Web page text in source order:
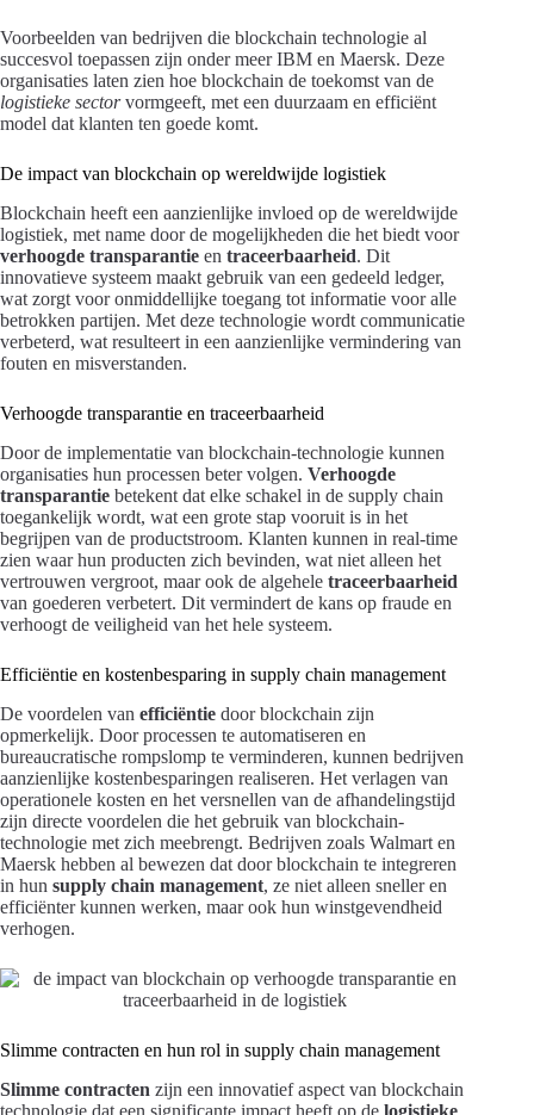
Voorbeelden van bedrijven die blockchain technologie al
succesvol toepassen zijn onder meer IBM en Maersk. Deze
organisaties laten zien hoe blockchain de toekomst van de
logistieke sectorvormgeeft, met een duurzaam en efficiënt
model dat klanten ten goede komt.
De impact van blockchain op wereldwijde logistiek
Blockchain heeft een aanzienlijke invloed op de wereldwijde
logistiek, met name door de mogelijkheden die het biedt voor
verhoogde transparantie en traceerbaarheid. Dit
innovatieve systeem maakt gebruik van een gedeeld ledger,
wat zorgt voor onmiddellijke toegang tot informatie voor alle
betrokken partijen. Met deze technologie wordt communicatie
verbeterd, wat resulteert in een aanzienlijke vermindering van
fouten en misverstanden.
Verhoogde transparantie en traceerbaarheid
Door de implementatie van blockchain-technologie kunnen
organisaties hun processen beter volgen. Verhoogde
transparantie betekent dat elke schakel in de supply chain
toegankelijk wordt, wat een grote stap vooruit is in het
begrijpen van de productstroom. Klanten kunnen in real-time
zien waar hun producten zich bevinden, wat niet alleen het
vertrouwen vergroot, maar ook de algehele traceerbaarheid
van goederen verbetert. Dit vermindert de kans op fraude en
verhoogt de veiligheid van het hele systeem.
Efficiëntie en kostenbesparing in supply chain management
De voordelen van efficiëntie door blockchain zijn
opmerkelijk. Door processen te automatiseren en
bureaucratische rompslomp te verminderen, kunnen bedrijven
aanzienlijke kostenbesparingen realiseren. Het verlagen van
operationele kosten en het versnellen van de afhandelingstijd
zijn directe voordelen die het gebruik van blockchain-
technologie met zich meebrengt. Bedrijven zoals Walmart en
Maersk hebben al bewezen dat door blockchain te integreren
in hun supply chain management, ze niet alleen sneller en
efficiënter kunnen werken, maar ook hun winstgevendheid
verhogen.
Slimme contracten en hun rol in supply chain management
Slimme contracten zijn een innovatief aspect van blockchain
technologie dat een significante impact heeft op de logistieke